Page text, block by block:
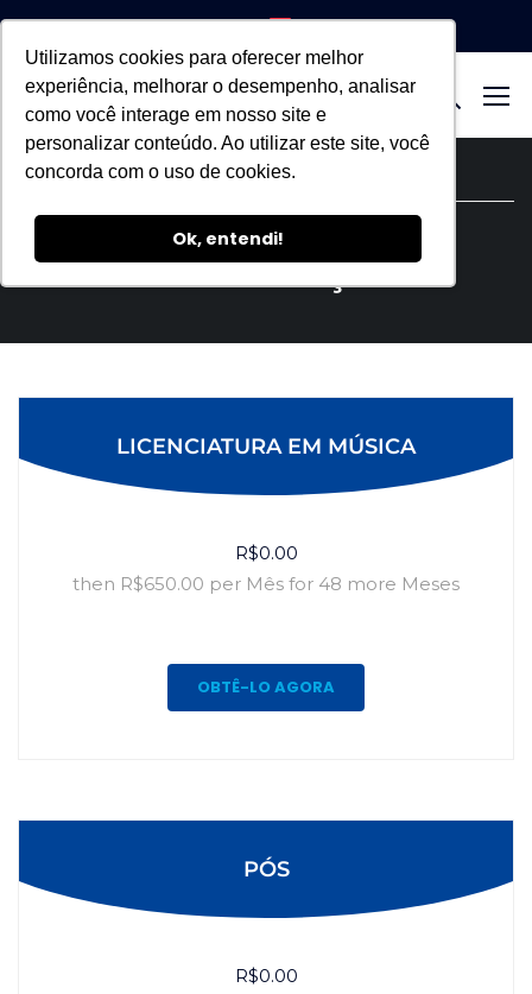
Utilizamos cookies para oferecer melhor
experiência, melhorar o desempenho, analisar
como você interage em nosso site e
personalizar conteúdo. Ao utilizar este site, você
concorda com o uso de cookies.
Ok, entendi!
Início »Níveis de associação
Níveis de associação
LICENCIATURA EM MÚSICA
R$0.00
then R$650.00 per Mês for 48 more Meses
OBTÊ-LO AGORA
PÓS
R$0.00